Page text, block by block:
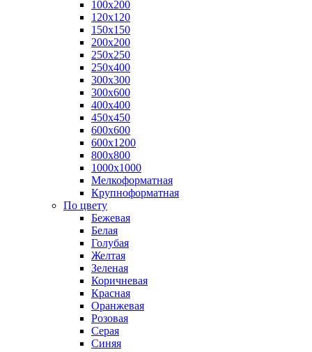
100х200
120х120
150х150
200х200
250х250
250х400
300х300
300х600
400х400
450х450
600х600
600х1200
800х800
1000х1000
Мелкоформатная
Крупноформатная
По цвету
Бежевая
Белая
Голубая
Желтая
Зеленая
Коричневая
Красная
Оранжевая
Розовая
Серая
Синяя